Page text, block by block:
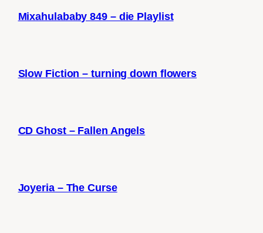
Mixahulababy 849 – die Playlist
Slow Fiction – turning down flowers
CD Ghost – Fallen Angels
Joyeria – The Curse